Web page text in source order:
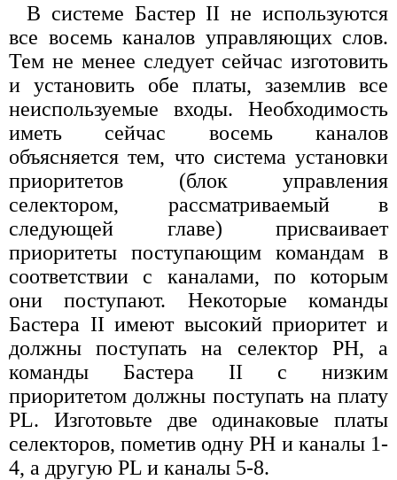
В системе Бастер II не используются
все восемь каналов управляющих слов.
Тем не менее следует сейчас изготовить
и установить обе платы, заземлив все
неиспользуемые входы. Необходимость
иметь сейчас восемь каналов
объясняется тем, что система установки
приоритетов (блок управления
селектором, рассматриваемый в
следующей главе) присваивает
приоритеты поступающим командам в
соответствии с каналами, по которым
они поступают. Некоторые команды
Бастера II имеют высокий приоритет и
должны поступать на селектор РН, а
команды Бастера II с низким
приоритетом должны поступать на плату
PL. Изготовьте две одинаковые платы
селекторов, пометив одну РН и каналы 1-
4, а другую PL и каналы 5-8.